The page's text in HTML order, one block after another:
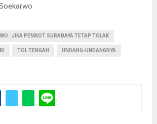
: JIKA PEMKOT SURABAYA TETAP TOLAK
TOL TENGAH UNDANG-UNDANGNYA